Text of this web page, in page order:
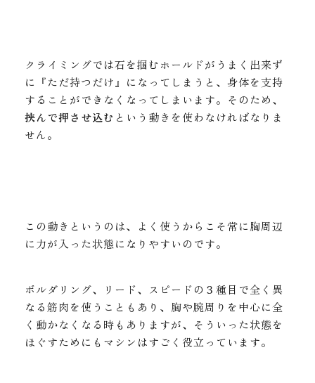
クライミングでは石を掴むホールドがうまく出来ず
に『ただ持つだけ』になってしまうと、身体を支持
することができなくなってしまいます。そのため、
挟んで押させ込む という動きを使わなければなりま
せん。
この動きというのは、よく使うからこそ常に胸周辺
に力が入った状態になりやすいのです。
ボルダリング、リード、スピードの３種目で全く異
なる筋肉を使うこともあり、胸や腕周りを中心に全
く動かなくなる時もありますが、そういった状態を
ほぐすためにもマシンはすごく役立っています。